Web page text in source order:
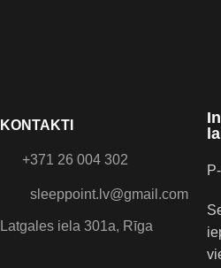
KONTAKTI
+371 26 004 302
sleeppoint.lv@gmail.com
Latgales iela 301a, Rīga